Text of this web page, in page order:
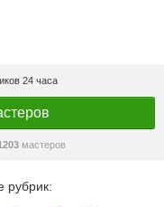
24 часа
мастеров
рубрик: